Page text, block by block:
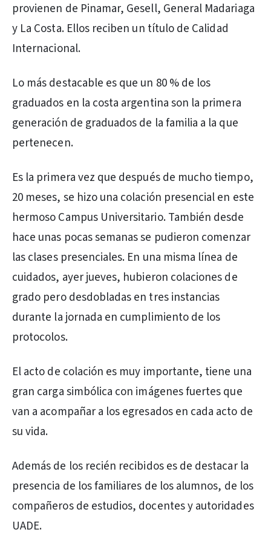
provienen de Pinamar, Gesell, General Madariaga
y La Costa. Ellos reciben un título de Calidad
Internacional.
Lo más destacable es que un 80 % de los
graduados en la costa argentina son la primera
generación de graduados de la familia a la que
pertenecen.
Es la primera vez que después de mucho tiempo,
20 meses, se hizo una colación presencial en este
hermoso Campus Universitario. También desde
hace unas pocas semanas se pudieron comenzar
las clases presenciales. En una misma línea de
cuidados, ayer jueves, hubieron colaciones de
grado pero desdobladas en tres instancias
durante la jornada en cumplimiento de los
protocolos.
El acto de colación es muy importante, tiene una
gran carga simbólica con imágenes fuertes que
van a acompañar a los egresados en cada acto de
su vida.
Además de los recién recibidos es de destacar la
presencia de los familiares de los alumnos, de los
compañeros de estudios, docentes y autoridades
UADE.